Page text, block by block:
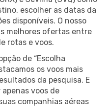
escolher as datas da
disponíveis. O nosso
melhores ofertas entre
rotas e voos.
de “Escolha
os voos mais
da pesquisa. E
voos de
companhias aéreas